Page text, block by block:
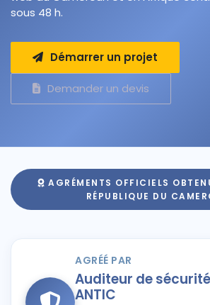
sous 48 h.
Démarrer un projet
Demander un devis
AGRÉMENTS OFFICIELS
RÉPUBLIQUE DU
AGRÉÉ PAR
Auditeur de
ANTIC